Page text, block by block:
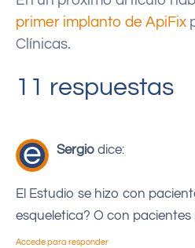
primer implanto de ApiFix
Clínicas.
11 respuestas
Sergio dice:
El Estudio se hizo con
esqueletica? O con pacientes
Accede para responder